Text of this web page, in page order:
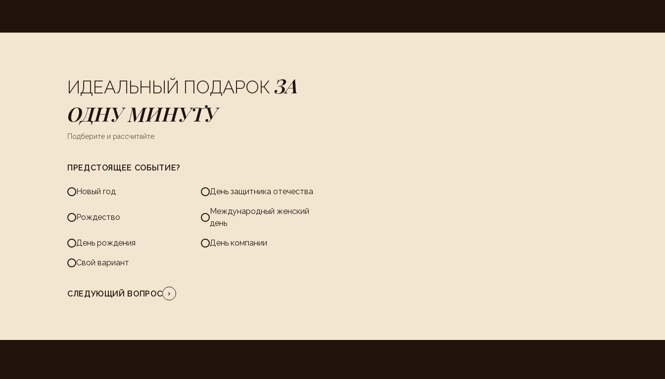
ИДЕАЛЬНЫЙ ПОДАРОКЗА
ОДНУ МИНУТУ
Подберите и рассчитайте
ПРЕДСТОЯЩЕЕ СОБЫТИЕ?
Новый год День защитника отечества
Рождество
Международный женский
день
День рождения День компании
Свой вариант
СЛЕДУЮЩИЙ ВОПРОС ›